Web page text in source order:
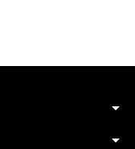
arrow_drop_down
arrow_drop_down